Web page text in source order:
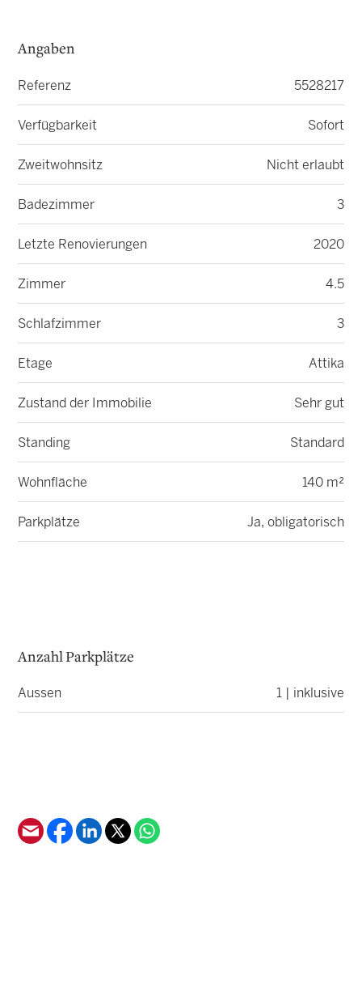
Angaben
Referenz 5528217
Verfügbarkeit Sofort
Zweitwohnsitz Nicht erlaubt
Badezimmer 3
Letzte Renovierungen 2020
Zimmer 4.5
Schlafzimmer 3
Etage Attika
Zustand der Immobilie Sehr gut
Standing Standard
Wohnfläche 140 m²
Parkplätze Ja, obligatorisch
Anzahl Parkplätze
Aussen 1 | inklusive